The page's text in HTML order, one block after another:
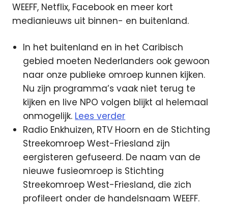
WEEFF, Netflix, Facebook en meer kort
medianieuws uit binnen- en buitenland.
In het buitenland en in het Caribisch
gebied moeten Nederlanders ook gewoon
naar onze publieke omroep kunnen kijken.
Nu zijn programma’s vaak niet terug te
kijken en live NPO volgen blijkt al helemaal
onmogelijk. Lees verder
Radio Enkhuizen, RTV Hoorn en de Stichting
Streekomroep West-Friesland zijn
eergisteren gefuseerd. De naam van de
nieuwe fusieomroep is Stichting
Streekomroep West-Friesland, die zich
profileert onder de handelsnaam WEEFF.